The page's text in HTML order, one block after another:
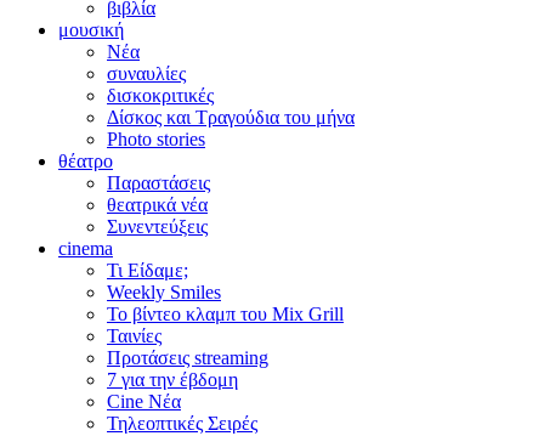
βιβλία
μουσική
Νέα
συναυλίες
δισκοκριτικές
Δίσκος και Τραγούδια του μήνα
Photo stories
θέατρο
Παραστάσεις
θεατρικά νέα
Συνεντεύξεις
cinema
Τι Είδαμε;
Weekly Smiles
Το βίντεο κλαμπ του Mix Grill
Ταινίες
Προτάσεις streaming
7 για την έβδομη
Cine Νέα
Τηλεοπτικές Σειρές